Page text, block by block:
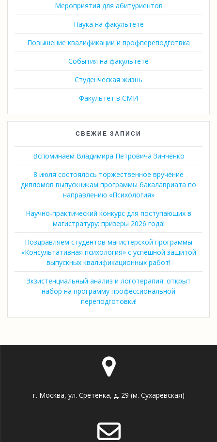
Мероприятия для абитуриентов
Наука на факультете
Повышение квалификации и профпереподготвка
События на факультете
Студенческая жизнь
Факультет в СМИ
СВЕЖИЕ ЗАПИСИ
Вспоминаем Владимира Петровича Зинченко
8 июля состоялось торжественное вручение
дипломов выпускникам программы бакалавриата по
направлению «Психология»
Научно-практический конкурс для поступающих в
магистратуру: призеры 2026 года!
Поздравляем студентов магистерской программы
«Консультативная психология» с успешной защитой
выпускных квалификационных работ!
Экзистенциальный анализ и логотерапия: открыт
набор на программу профессиональной
переподготовки!
г. Москва, ул. Сретенка, д. 29 (м. Сухаревская)